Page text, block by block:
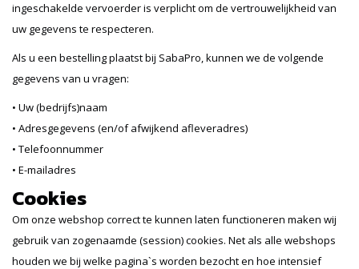
ingeschakelde vervoerder is verplicht om de vertrouwelijkheid van
uw gegevens te respecteren.
Als u een bestelling plaatst bij SabaPro, kunnen we de volgende
gegevens van u vragen:
• Uw (bedrijfs)naam
• Adresgegevens (en/of afwijkend afleveradres)
• Telefoonnummer
• E-mailadres
Cookies
Om onze webshop correct te kunnen laten functioneren maken wij
gebruik van zogenaamde (session) cookies. Net als alle webshops
houden we bij welke pagina`s worden bezocht en hoe intensief